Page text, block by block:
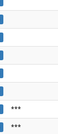
***
***